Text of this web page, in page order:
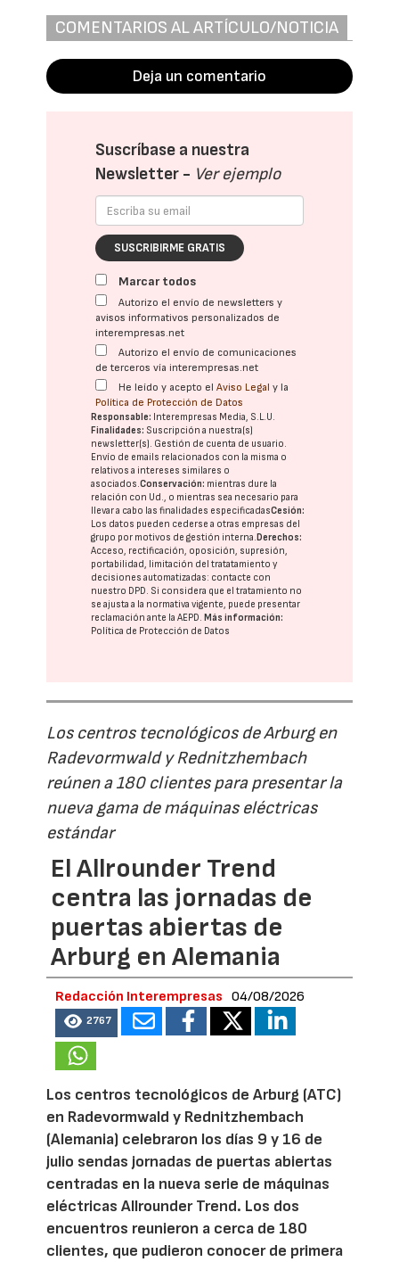
COMENTARIOS AL ARTÍCULO/NOTICIA
Deja un comentario
Suscríbase a nuestra
Newsletter - Ver ejemplo
SUSCRIBIRME GRATIS
Marcar todos
Autorizo el envío de newsletters y
avisos informativos personalizados de
interempresas.net
Autorizo el envío de comunicaciones
de terceros vía interempresas.net
He leído y acepto elAviso Legal y la
Política de Protección de Datos
Responsable: Interempresas Media, S.L.U.
Finalidades: Suscripción a nuestra(s)
newsletter(s). Gestión de cuenta de usuario.
Envío de emails relacionados con la misma o
relativos a intereses similares o
asociados.Conservación: mientras dure la
relación con Ud., o mientras sea necesario para
llevar a cabo las finalidades especificadasCesión:
Los datos pueden cederse a otras empresas del
grupo por motivos de gestión interna. Derechos:
Acceso, rectificación, oposición, supresión,
portabilidad, limitación del tratatamiento y
decisiones automatizadas: contacte con
nuestro DPD. Si considera que el tratamiento no
se ajusta a la normativa vigente, puede presentar
reclamación ante laAEPD. Más información:
Política de Protección de Datos
Los centros tecnológicos de Arburg en
Radevormwald y Rednitzhembach
reúnen a 180 clientes para presentar la
nueva gama de máquinas eléctricas
estándar
El Allrounder Trend
centra las jornadas de
puertas abiertas de
Arburg en Alemania
Redacción Interempresas 04/08/2026
2767
Los centros tecnológicos de Arburg (ATC)
en Radevormwald y Rednitzhembach
(Alemania) celebraron los días 9 y 16 de
julio sendas jornadas de puertas abiertas
centradas en la nueva serie de máquinas
eléctricas Allrounder Trend. Los dos
encuentros reunieron a cerca de 180
clientes, que pudieron conocer de primera